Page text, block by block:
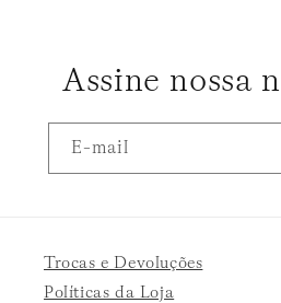
Assine nossa
E-mail
Trocas e Devoluções
Políticas da Loja